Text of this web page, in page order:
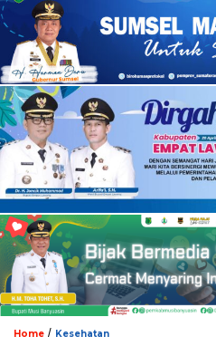
Home / Kesehatan